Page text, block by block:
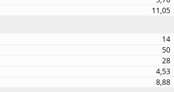
11,05
14
50
28
4,53
8,88